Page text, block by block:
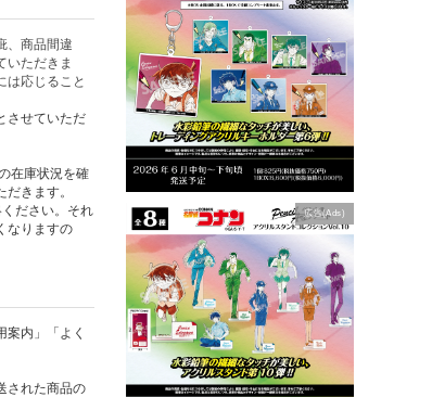
広告(Ads)
、商品間違
いただきま
は応じること
させていただ
在庫状況を確
きます。
ださい。それ
なりますの
案内」「よく
された商品の